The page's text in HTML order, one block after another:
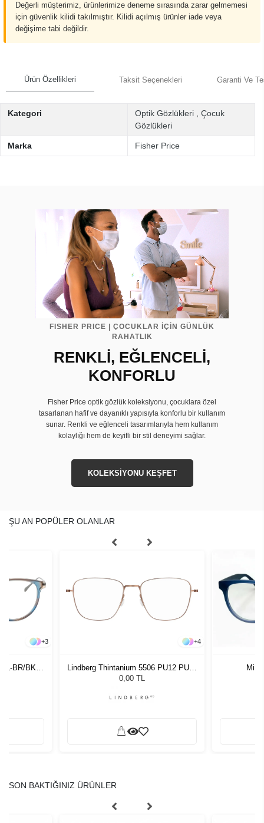
Değerli müşterimiz, ürünlerimize deneme sırasında zarar gelmemesi
için güvenlik kilidi takılmıştır. Kilidi açılmış ürünler iade veya
değişime tabi değildir.
Ürün Özellikleri Taksit Seçenekleri Garanti Ve
Kategori Optik Gözlükleri
Çocuk
Gözlükleri
Marka Fisher Price
FISHER PRICE | ÇOCUKLAR İÇİN GÜNLÜK
RAHATLIK
RENKLİ, EĞLENCELİ,
KONFORLU
Fisher Price optik gözlük koleksiyonu, çocuklara özel
tasarlanan hafif ve dayanıklı yapısıyla konforlu bir kullanım
sunar. Renkli ve eğlenceli tasarımlarıyla hem kullanım
kolaylığı hem de keyifli bir stil deneyimi sağlar.
KOLEKSİYONU KEŞFET
ŞU AN POPÜLER OLANLAR
+3
BR/BK
+4
Lindberg Thintanium 5506 PU12 PU12
51 140
0,00 TL
SON BAKTIĞINIZ ÜRÜNLER